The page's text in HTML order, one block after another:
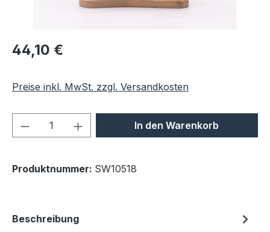
Regulärer Preis:
44,10 €
Preise inkl. MwSt. zzgl. Versandkosten
Produkt Anzahl: Gib denIn den Warenkorb
Produktnummer: SW10518
Beschreibung